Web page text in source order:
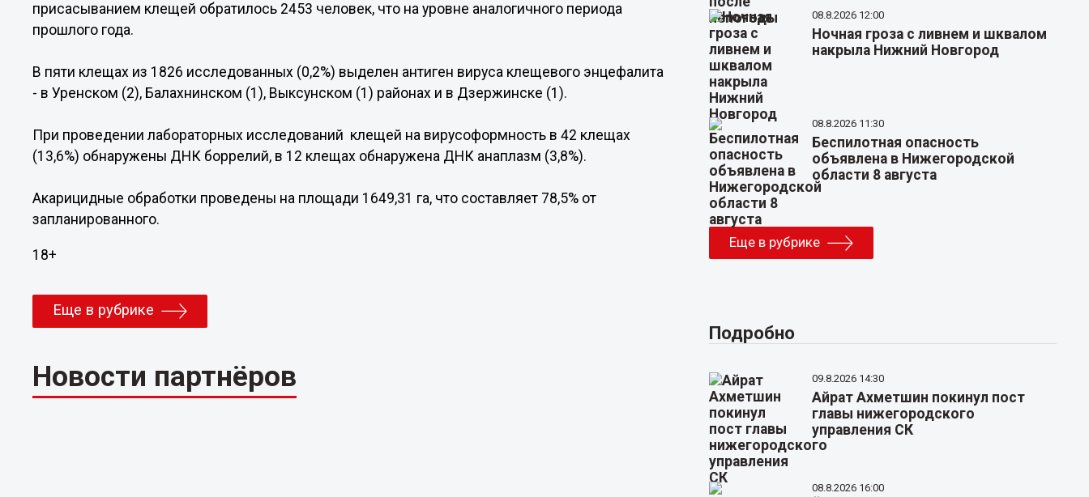
присасыванием клещей обратилось 2453 человек, что на уровне аналогичного периода
прошлого года.
В пяти клещах из 1826 исследованных (0,2%) выделен антиген вируса клещевого энцефалита
- в Уренском (2), Балахнинском (1), Выксунском (1) районах и в Дзержинске (1).
При проведении лабораторных исследований клещей на вирусоформность в 42 клещах
(13,6%) обнаружены ДНК боррелий, в 12 клещах обнаружена ДНК анаплазм (3,8%).
Акарицидные обработки проведены на площади 1649,31 га, что составляет 78,5% от
запланированного.
18+
Еще в рубрике
Новости партнёров
08.8.2026 12:00
Ночная гроза с ливнем и шквалом
накрыла Нижний Новгород
08.8.2026 11:30
Беспилотная опасность
объявлена в Нижегородской
области 8 августа
Еще в рубрике
Подробно
09.8.2026 14:30
Айрат Ахметшин покинул пост
главы нижегородского
управления СК
08.8.2026 16:00